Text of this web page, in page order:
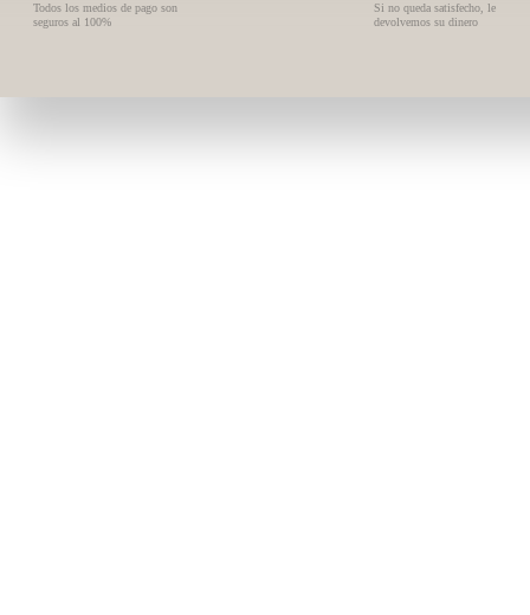
Todos los medios de pago son
seguros al 100%
Si no queda satisfecho, le
devolvemos su dinero